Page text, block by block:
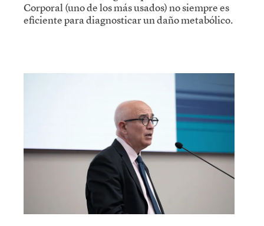
Corporal (uno de los más usados) no siempre es
eficiente para diagnosticar un daño metabólico.